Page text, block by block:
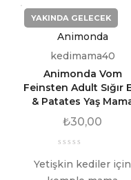
YAKINDA GELECEK
Animonda
kedimama40
Animonda Vom
Feinsten Adult Sığır
& Patates Yaş
₺30,00
Yetişkin kediler için